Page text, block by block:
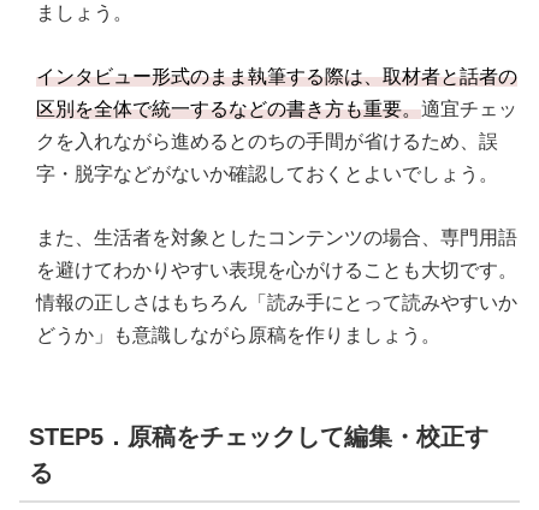
ましょう。
インタビュー形式のまま執筆する際は、取材者と話者の
区別を全体で統一するなどの書き方も重要。適宜チェッ
クを入れながら進めるとのちの手間が省けるため、誤
字・脱字などがないか確認しておくとよいでしょう。
また、生活者を対象としたコンテンツの場合、専門用語
を避けてわかりやすい表現を心がけることも大切です。
情報の正しさはもちろん「読み手にとって読みやすいか
どうか」も意識しながら原稿を作りましょう。
STEP5．原稿をチェックして編集・校正す
る